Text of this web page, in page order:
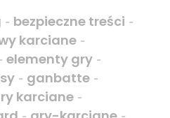
- bezpieczne treści -
karciane -
elementy gry -
- ganbatte -
karciane -